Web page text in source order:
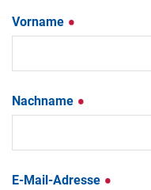
Vorname
Nachname
E-Mail-Adresse